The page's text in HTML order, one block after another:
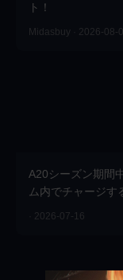
ト！
Midasbuy · 2026-08-
A20シーズン期間
ム内でチャージす
を受け取れます
· 2026-07-16